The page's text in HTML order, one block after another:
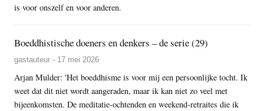
is voor onszelf en voor anderen.
Boeddhistische doeners en denkers – de serie (29)
gastauteur - 17 mei 2026
Arjan Mulder: 'Het boeddhisme is voor mij een persoonlijke tocht. Ik
weet dat dit niet wordt aangeraden, maar ik kan niet zo veel met
bijeenkomsten. De meditatie-ochtenden en weekend-retraites die ik